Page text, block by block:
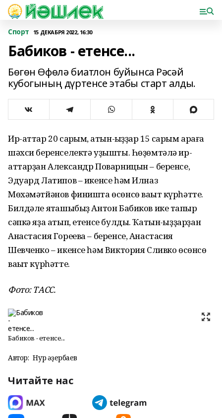
Спорт 15 ДЕКАБРЯ 2022, 16:30
Бабиков - етенсе...
Бөгөн Өфөлә биатлон буйынса Рәсәй
кубогының дүртенсе этабы старт алды.
Ир-аттар 20 саҡрым, ҡатын-ҡыҙҙар 15 саҡрым араға
шәхси беренселектә уҙышты. Һөҙөмтәлә ир-
аттарҙан Александр Поварницын – беренсе,
Эдуард Латипов – икенсе һәм Илназ
Мөхәмәтйәнов финишта өсөнсө ваҡыт күрһәтте.
Билдәле яҡташыбыҙ Антон Бабиков ике тапҡыр
сәпкә яҙа атып, етенсе булды. Ҡатын-ҡыҙҙарҙан
Анастасия Гореева – беренсе, Анастасия
Шевченко – икенсе һәм Виктория Сливко өсөнсө
ваҡыт күрһәтте.
Фото: ТАСС.
Бабиков - етенсе...
Автор: Нур Ҡәҙербаев
Читайте нас